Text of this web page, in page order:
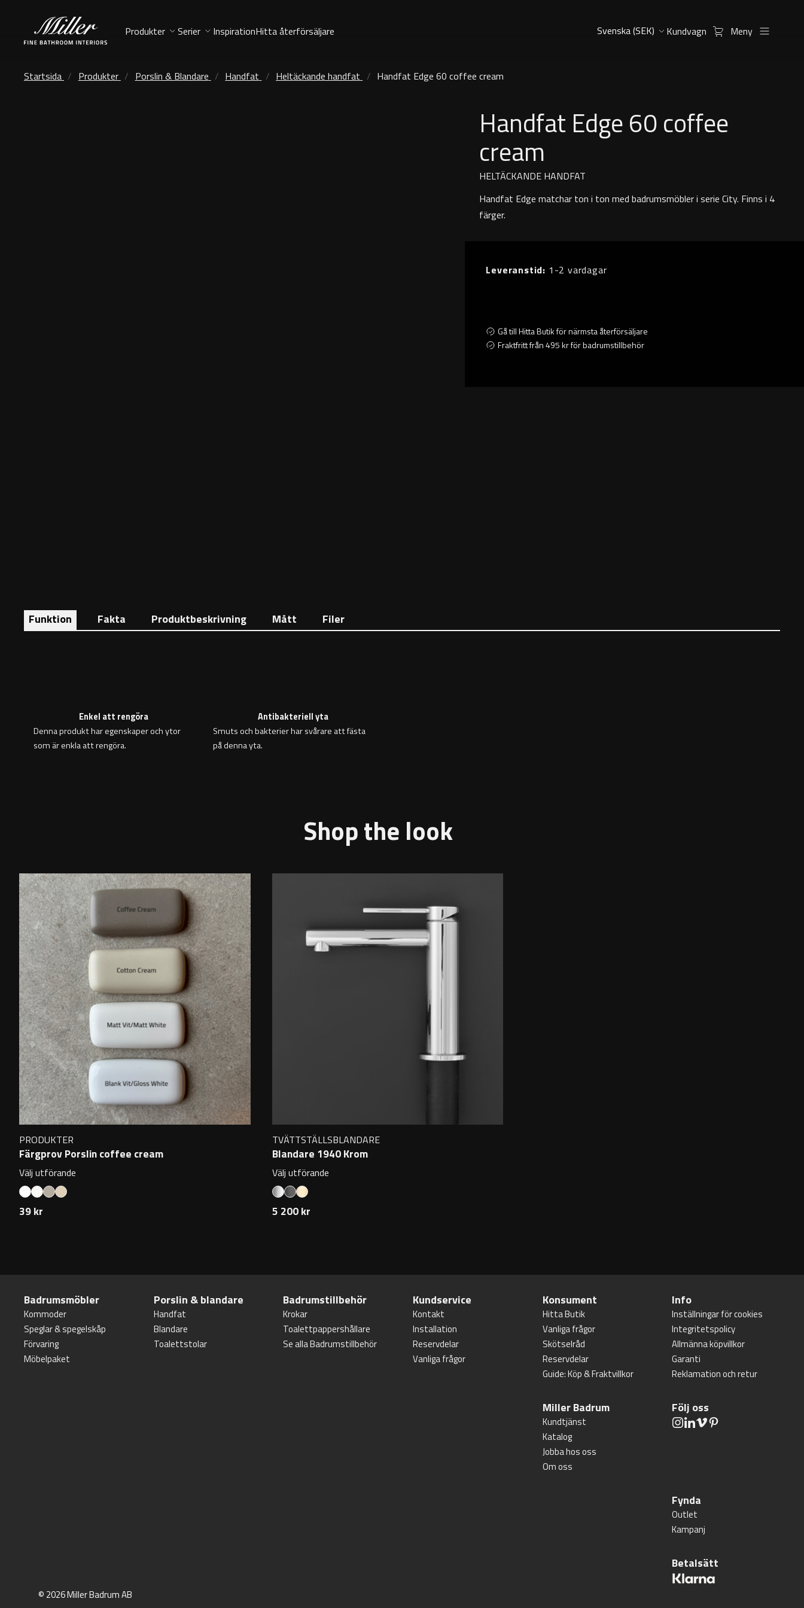
Produkter Serier InspirationHitta återförsäljare Kundvagn Meny
Startsida Produkter Porslin & Blandare Handfat Heltäckande handfat Handfat Edge 60 coffee cream
Handfat Edge 60 coffee
cream
HELTÄCKANDE HANDFAT
Handfat Edge matchar ton i ton med badrumsmöbler i serie City. Finns i 4
färger.
Leveranstid: 1-2 vardagar
Gå till Hitta Butik för närmsta återförsäljare
Fraktfritt från 495 kr för badrumstillbehör
Funktion Fakta Produktbeskrivning Mått Filer
Enkel att rengöra
Denna produkt har egenskaper och ytor
som är enkla att rengöra.
Antibakteriell yta
Smuts och bakterier har svårare att fästa
på denna yta.
Shop the look
PRODUKTER
Färgprov Porslin coffee cream
Välj utförande
39 kr
TVÄTTSTÄLLSBLANDARE
Blandare 1940 Krom
Välj utförande
5 200 kr
Badrumsmöbler
Kommoder
Speglar & spegelskåp
Förvaring
Möbelpaket
Porslin & blandare
Handfat
Blandare
Toalettstolar
Badrumstillbehör
Krokar
Toalettpappershållare
Se alla Badrumstillbehör
Kundservice
Kontakt
Installation
Reservdelar
Vanliga frågor
Konsument
Hitta Butik
Vanliga frågor
Skötselråd
Reservdelar
Guide: Köp & Fraktvillkor
Info
Inställningar för cookies
Integritetspolicy
Allmänna köpvillkor
Garanti
Reklamation och retur
Miller Badrum
Kundtjänst
Katalog
Jobba hos oss
Om oss
Följ oss
Fynda
Outlet
Kampanj
Betalsätt
© 2026 Miller Badrum AB